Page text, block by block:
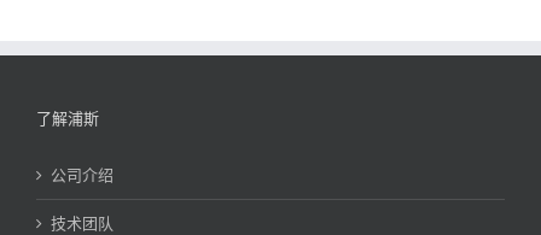
了解浦斯
公司介绍
技术团队